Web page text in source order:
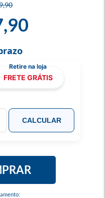
FRETE GRÁTIS
CALCULAR